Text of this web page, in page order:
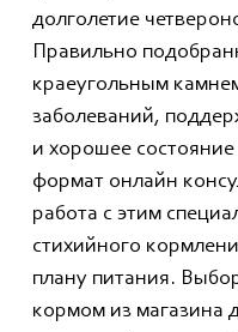
долголетие
Правильно
краеугольным
заболеваний,
и хорошее
формат онлайн
работа с этим
стихийного
плану питания.
кормом из магазина